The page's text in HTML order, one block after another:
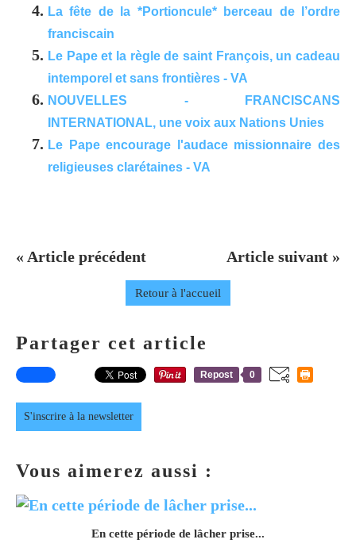
La fête de la *Portioncule* berceau de l’ordre
franciscain
Le Pape et la règle de saint François, un cadeau
intemporel et sans frontières - VA
NOUVELLES - FRANCISCANS
INTERNATIONAL, une voix aux Nations Unies
Le Pape encourage l'audace missionnaire des
religieuses clarétaines - VA
« Article précédent Article suivant »
Retour à l'accueil
Partager cet article
Repost 0
S'inscrire à la newsletter
Vous aimerez aussi :
En cette période de lâcher prise...